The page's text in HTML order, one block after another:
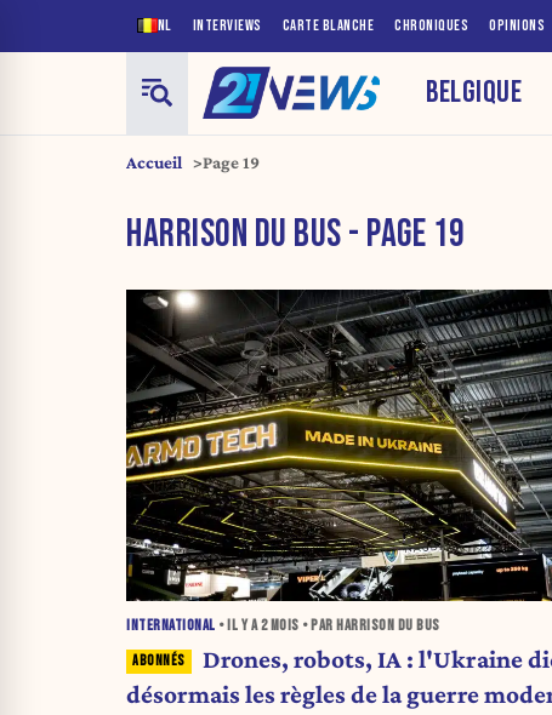
NL INTERVIEWS CARTE BLANCHE CHRONIQUES OPINIONS
BELGIQUE
Accueil Page 19
HARRISON DU BUS - PAGE 19
INTERNATIONAL • IL Y A2 MOIS • PAR HARRISON DU BUS
Drones, robots, IA : l'Ukraine
désormais les règles de la guerre